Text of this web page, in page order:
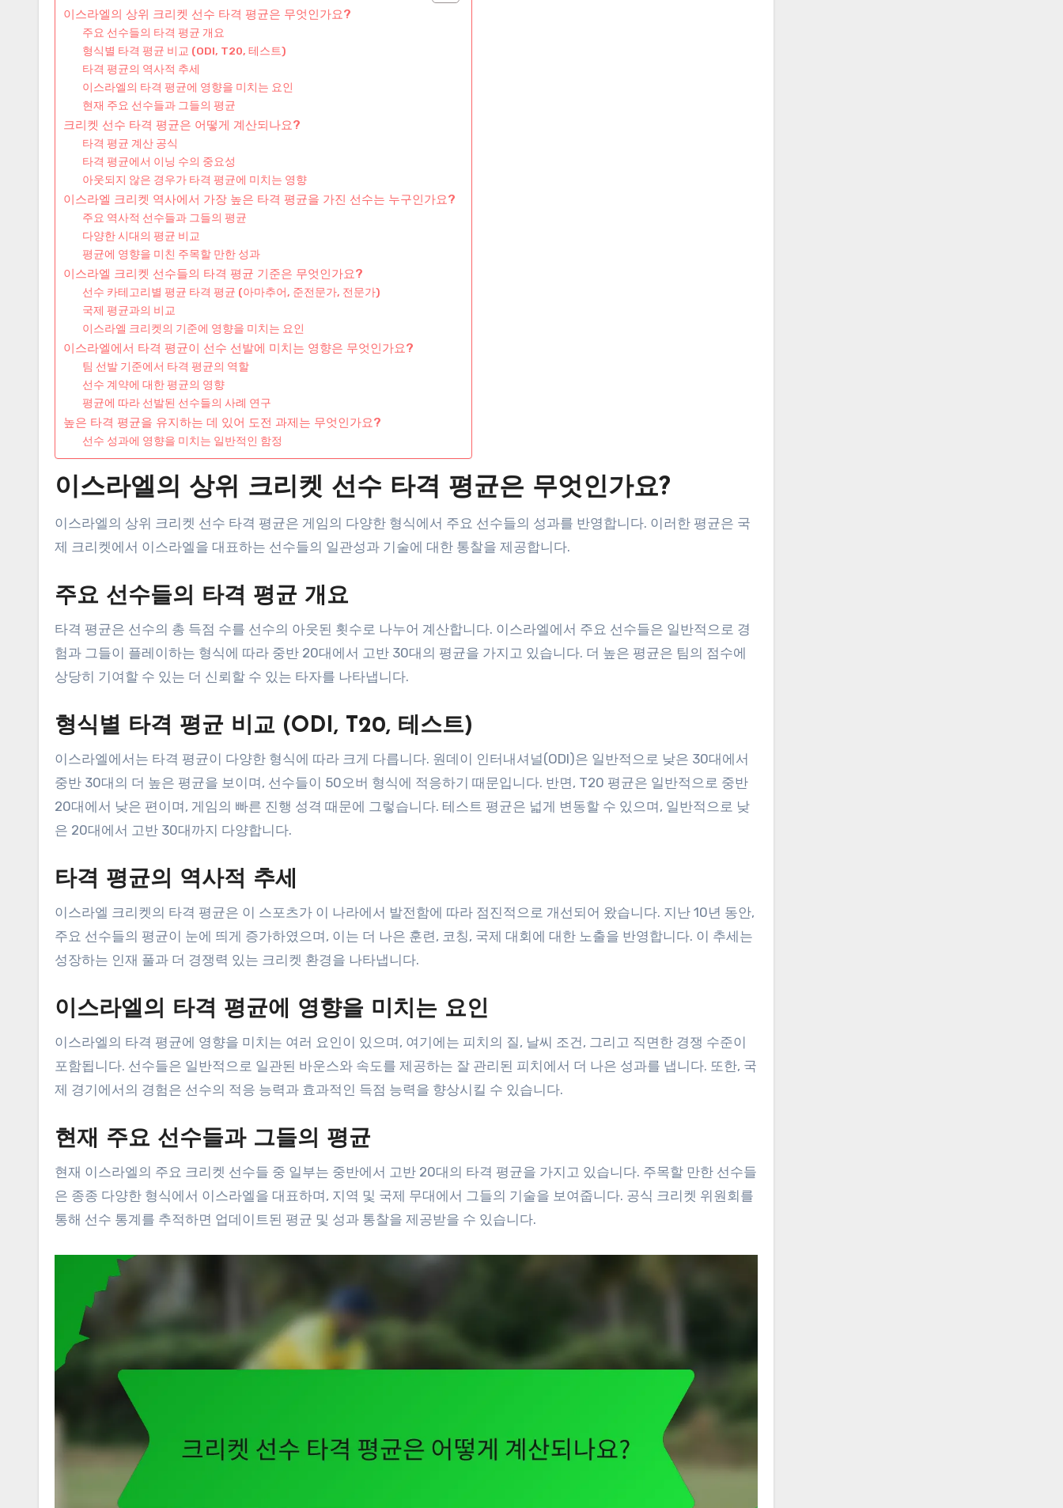
이스라엘의 상위 크리켓 선수 타격 평균은 무엇인가요?
주요 선수들의 타격 평균 개요
형식별 타격 평균 비교 (ODI, T20, 테스트)
타격 평균의 역사적 추세
이스라엘의 타격 평균에 영향을 미치는 요인
현재 주요 선수들과 그들의 평균
크리켓 선수 타격 평균은 어떻게 계산되나요?
타격 평균 계산 공식
타격 평균에서 이닝 수의 중요성
아웃되지 않은 경우가 타격 평균에 미치는 영향
이스라엘 크리켓 역사에서 가장 높은 타격 평균을 가진 선수는 누구인가요?
주요 역사적 선수들과 그들의 평균
다양한 시대의 평균 비교
평균에 영향을 미친 주목할 만한 성과
이스라엘 크리켓 선수들의 타격 평균 기준은 무엇인가요?
선수 카테고리별 평균 타격 평균 (아마추어, 준전문가, 전문가)
국제 평균과의 비교
이스라엘 크리켓의 기준에 영향을 미치는 요인
이스라엘에서 타격 평균이 선수 선발에 미치는 영향은 무엇인가요?
팀 선발 기준에서 타격 평균의 역할
선수 계약에 대한 평균의 영향
평균에 따라 선발된 선수들의 사례 연구
높은 타격 평균을 유지하는 데 있어 도전 과제는 무엇인가요?
선수 성과에 영향을 미치는 일반적인 함정
이스라엘의 상위 크리켓 선수 타격 평균은 무엇인가요?
이스라엘의 상위 크리켓 선수 타격 평균은 게임의 다양한 형식에서 주요 선수들의 성과를 반영합니다. 이러한 평균은 국
제 크리켓에서 이스라엘을 대표하는 선수들의 일관성과 기술에 대한 통찰을 제공합니다.
주요 선수들의 타격 평균 개요
타격 평균은 선수의 총 득점 수를 선수의 아웃된 횟수로 나누어 계산합니다. 이스라엘에서 주요 선수들은 일반적으로 경
험과 그들이 플레이하는 형식에 따라 중반 20대에서 고반 30대의 평균을 가지고 있습니다. 더 높은 평균은 팀의 점수에
상당히 기여할 수 있는 더 신뢰할 수 있는 타자를 나타냅니다.
형식별 타격 평균 비교 (ODI, T20, 테스트)
이스라엘에서는 타격 평균이 다양한 형식에 따라 크게 다릅니다. 원데이 인터내셔널(ODI)은 일반적으로 낮은 30대에서
중반 30대의 더 높은 평균을 보이며, 선수들이 50오버 형식에 적응하기 때문입니다. 반면, T20 평균은 일반적으로 중반
20대에서 낮은 편이며, 게임의 빠른 진행 성격 때문에 그렇습니다. 테스트 평균은 넓게 변동할 수 있으며, 일반적으로 낮
은 20대에서 고반 30대까지 다양합니다.
타격 평균의 역사적 추세
이스라엘 크리켓의 타격 평균은 이 스포츠가 이 나라에서 발전함에 따라 점진적으로 개선되어 왔습니다. 지난 10년 동안,
주요 선수들의 평균이 눈에 띄게 증가하였으며, 이는 더 나은 훈련, 코칭, 국제 대회에 대한 노출을 반영합니다. 이 추세는
성장하는 인재 풀과 더 경쟁력 있는 크리켓 환경을 나타냅니다.
이스라엘의 타격 평균에 영향을 미치는 요인
이스라엘의 타격 평균에 영향을 미치는 여러 요인이 있으며, 여기에는 피치의 질, 날씨 조건, 그리고 직면한 경쟁 수준이
포함됩니다. 선수들은 일반적으로 일관된 바운스와 속도를 제공하는 잘 관리된 피치에서 더 나은 성과를 냅니다. 또한, 국
제 경기에서의 경험은 선수의 적응 능력과 효과적인 득점 능력을 향상시킬 수 있습니다.
현재 주요 선수들과 그들의 평균
현재 이스라엘의 주요 크리켓 선수들 중 일부는 중반에서 고반 20대의 타격 평균을 가지고 있습니다. 주목할 만한 선수들
은 종종 다양한 형식에서 이스라엘을 대표하며, 지역 및 국제 무대에서 그들의 기술을 보여줍니다. 공식 크리켓 위원회를
통해 선수 통계를 추적하면 업데이트된 평균 및 성과 통찰을 제공받을 수 있습니다.